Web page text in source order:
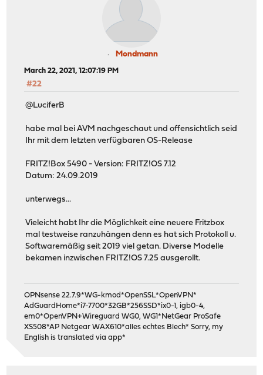
Mondmann
March 22, 2021, 12:07:19 PM
#22
@LuciferB
habe mal bei AVM nachgeschaut und offensichtlich seid
Ihr mit dem letzten verfügbaren OS-Release
FRITZ!Box 5490 - Version: FRITZ!OS 7.12
Datum: 24.09.2019
unterwegs...
Vieleicht habt Ihr die Möglichkeit eine neuere Fritzbox
mal testweise ranzuhängen denn es hat sich Protokoll u.
Softwaremäßig seit 2019 viel getan. Diverse Modelle
bekamen inzwischen FRITZ!OS 7.25 ausgerollt.
OPNsense 22.7.9*WG-kmod*OpenSSL*OpenVPN*
AdGuardHome*i7-7700*32GB*256SSD*ix0-1, igb0-4,
em0*OpenVPN+Wireguard WG0, WG1*NetGear ProSafe
XS508*AP Netgear WAX610*alles echtes Blech* Sorry, my
English is translated via app*